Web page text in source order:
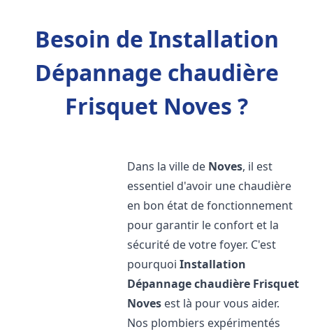
Besoin de Installation
Dépannage chaudière
Frisquet Noves ?
Dans la ville de Noves, il est
essentiel d'avoir une chaudière
en bon état de fonctionnement
pour garantir le confort et la
sécurité de votre foyer. C'est
pourquoiInstallation
Dépannage chaudière Frisquet
Noves est là pour vous aider.
Nos plombiers expérimentés